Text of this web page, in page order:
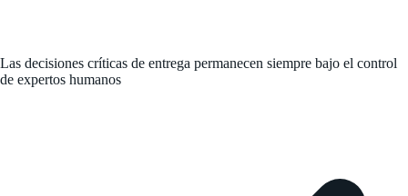
Las decisiones críticas de entrega permanecen siempre bajo el control
de expertos humanos